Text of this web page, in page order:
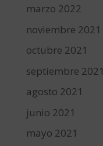
marzo 2022
noviembre 2021
octubre 2021
septiembre 2021
agosto 2021
junio 2021
mayo 2021